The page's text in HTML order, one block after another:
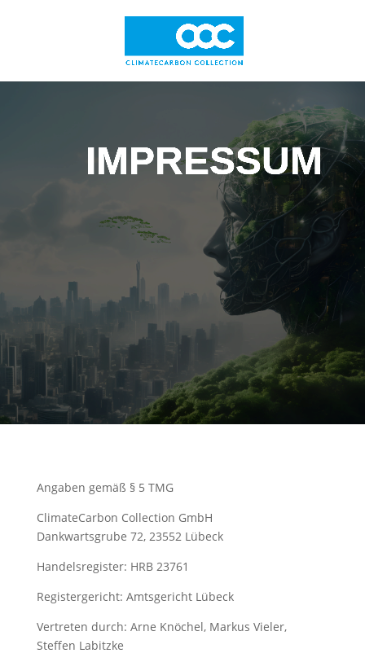
IMPRESSUM
Angaben gemäß § 5 TMG
ClimateCarbon Collection GmbH
Dankwartsgrube 72, 23552 Lübeck
Handelsregister: HRB 23761
Registergericht: Amtsgericht Lübeck
Vertreten durch: Arne Knöchel, Markus Vieler,
Steffen Labitzke